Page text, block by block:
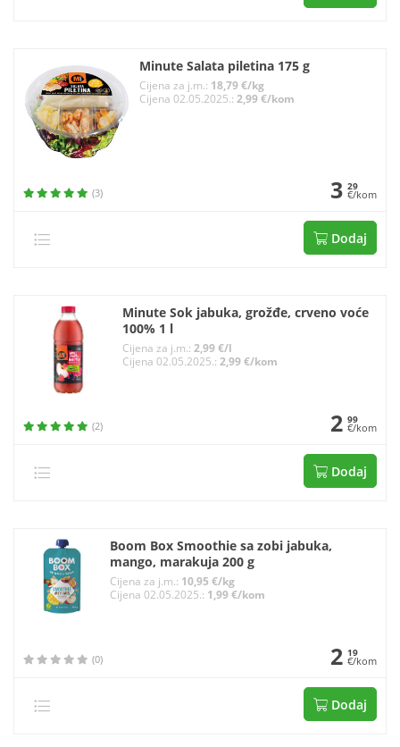
Minute Salata piletina 175 g
Cijena za j.m.: 18,79 €/kg
Cijena 02.05.2025.: 2,99 €/kom
(3) 3 29
€/kom
Dodaj
Minute Sok jabuka, grožđe, crveno voće
100% 1 l
Cijena za j.m.:2,99 €/l
Cijena 02.05.2025.:2,99 €/kom
(2) 2 99
€/kom
Dodaj
Boom Box Smoothie sa zobi jabuka,
mango, marakuja 200 g
Cijena za j.m.: 10,95 €/kg
Cijena 02.05.2025.: 1,99 €/kom
(0) 2 19
€/kom
Dodaj